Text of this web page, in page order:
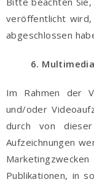
veröffentlicht
abgeschlossen
6.
Im Rahmen der
und/oder
durch von
Aufzeichnungen
Publikationen, in